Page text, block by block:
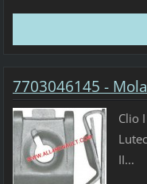
7703046145 -
Clio
II...